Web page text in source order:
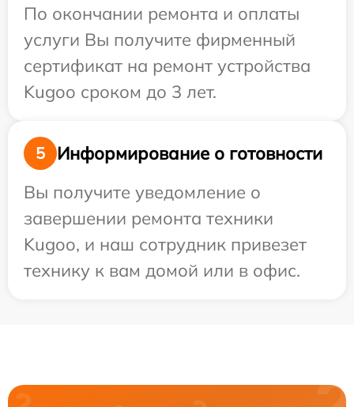
По окончании ремонта и оплаты
услуги Вы получите фирменный
сертификат на ремонт устройства
Kugoo сроком до 3 лет.
5
Информирование о готовности
Вы получите уведомление о
завершении ремонта техники
Kugoo, и наш сотрудник привезет
технику к вам домой или в офис.